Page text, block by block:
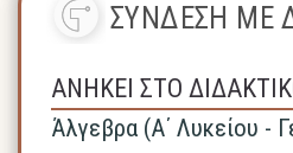
ΣΥΝΔΕΣΗ ΜΕ
ΑΝΗΚΕΙ ΣΤΟ
Άλγεβρα (A΄ Λυκείου -